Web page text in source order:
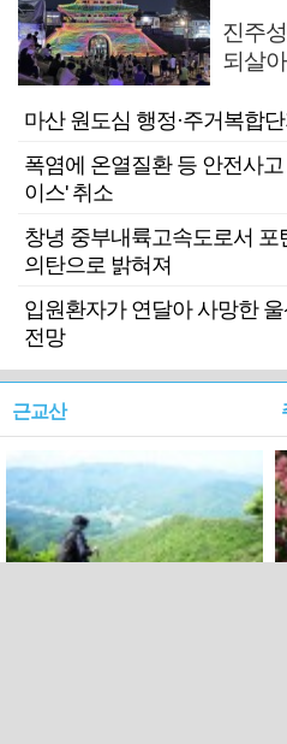
진주
되살
마산 원도심 행정·주거복합
폭염에 온열질환 등 안전사
이스' 취소
창녕 중부내륙고속도로서
의탄으로 밝혀져
입원환자가 연달아 사망한
전망
근교산